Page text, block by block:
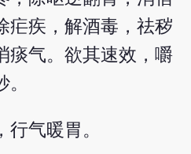
疟疾，解酒毒，祛秽
痰气。欲其速效，嚼
行气暖胃。